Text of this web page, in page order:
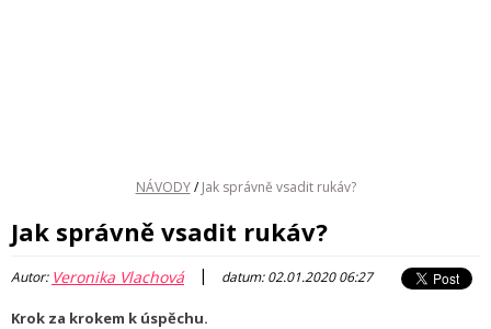
NÁVODY / Jak správně vsadit rukáv?
Jak správně vsadit rukáv?
Autor: Veronika Vlachová | datum: 02.01.2020 06:27
Krok za krokem k úspěchu.